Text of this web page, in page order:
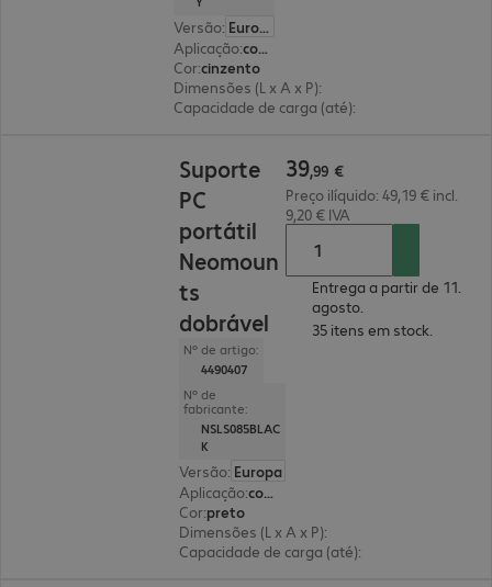
Versão:
Europa
Aplicação:
computador portátil
Cor:cinzento
Dimensões (L x A x P):
Capacidade de carga (até):
Suporte
PC
portátil
Neomoun
ts
dobrável
Nº de artigo:
4490407
Nº de
fabricante:
NSLS085BLAC
K
Versão: Europa
Aplicação:
computador portátil
Cor:preto
Dimensões (L x A x P):
Capacidade de carga (até):
39,99 €
Preço ilíquido: 49,19 € incl.
9,20 € IVA
Entrega a partir de 11.
agosto.
35 itens em stock.